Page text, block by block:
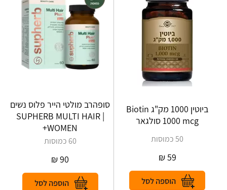
ביוטין 1000 מק"ג Biotin
1000 mcg סולגאר
50 כמוסות
59
₪
סופהרב מולטי הייר פלוס נשים
| ‎SUPHERB‎ ‎MULTI‎ ‎HAIR‎
‎+‎WOMEN
60 כמוסות
90
₪